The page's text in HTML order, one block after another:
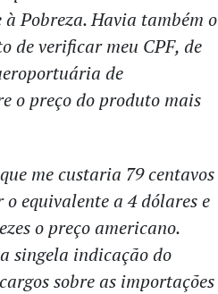
Pobreza. Havia também o
de verificar meu CPF, de
de
o preço do produto mais
me custaria 79 centavos
equivalente a 4 dólares e
o preço americano.
singela indicação do
sobre as importações